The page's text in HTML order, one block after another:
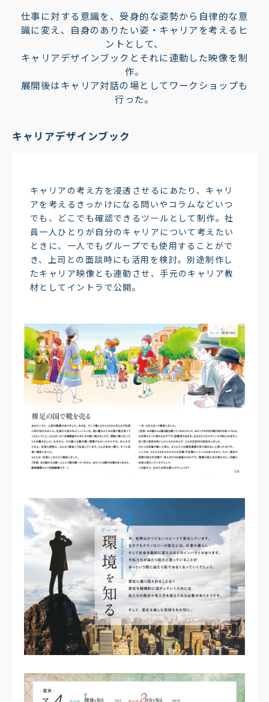
仕事に対する意識を、受身的な姿勢から自律的な意
識に変え、自身のありたい姿・キャリアを考えるヒ
ントとして、
キャリアデザインブックとそれに連動した映像を制
作。
展開後はキャリア対話の場としてワークショップも
行った。
キャリアデザインブック
キャリアの考え方を浸透させるにあたり、キャリ
アを考えるきっかけになる問いやコラムなどいつ
でも、どこでも確認できるツールとして制作。社
員一人ひとりが自分のキャリアについて考えたい
ときに、一人でもグループでも使用することがで
き、上司との面談時にも活用を検討。別途制作し
たキャリア映像とも連動させ、手元のキャリア教
材としてイントラで公開。